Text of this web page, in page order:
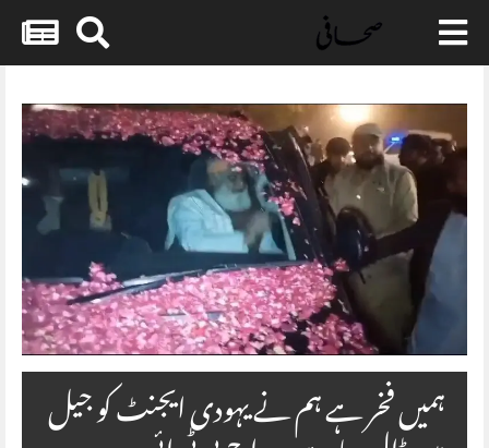
Skip
content
ہمیں فخر ہے ہم نے یہودی ایجنٹ کو جیل